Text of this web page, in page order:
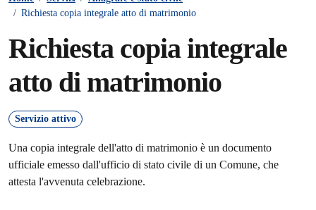
/ Richiesta copia integrale atto di matrimonio
Richiesta copia integrale
atto di matrimonio
Servizio attivo
Una copia integrale dell'atto di matrimonio è un documento
ufficiale emesso dall'ufficio di stato civile di un Comune, che
attesta l'avvenuta celebrazione.